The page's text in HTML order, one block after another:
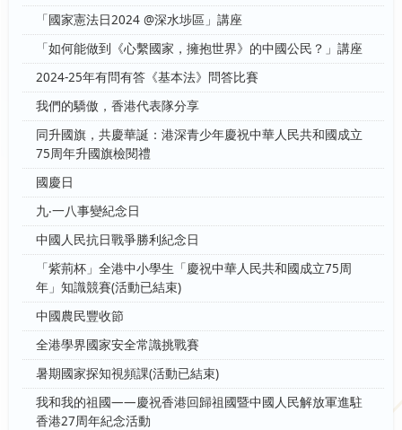
「國家憲法日2024 @深水埗區」講座
「如何能做到《心繫國家，擁抱世界》的中國公民？」講座
2024-25年有問有答《基本法》問答比賽
我們的驕傲，香港代表隊分享
同升國旗，共慶華誕：港深青少年慶祝中華人民共和國成立
75周年升國旗檢閱禮
國慶日
九‧一八事變紀念日
中國人民抗日戰爭勝利紀念日
「紫荊杯」全港中小學生「慶祝中華人民共和國成立75周
年」知識競賽(活動已結束)
中國農民豐收節
全港學界國家安全常識挑戰賽
暑期國家探知視頻課(活動已結束)
我和我的祖國——慶祝香港回歸祖國暨中國人民解放軍進駐
香港27周年紀念活動